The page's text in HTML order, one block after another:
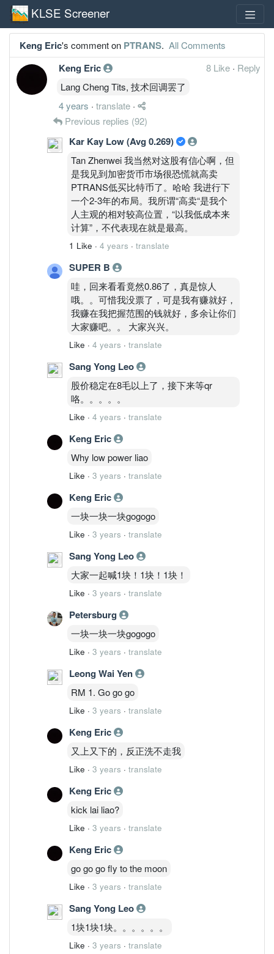
KLSE Screener
Keng Eric's comment on PTRANS. All Comments
Keng Eric 8 Like · Reply
Lang Cheng Tits, 技术回调罢了
4 years · translate ·
Previous replies (92)
Kar Kay Low (Avg 0.269)
Tan Zhenwei 我当然对这股有信心啊，但
是我见到加密货币市场很恐慌就高卖
PTRANS低买比特币了。哈哈 我进行下
一个2-3年的布局。我所谓“高卖“是我个
人主观的相对较高位置，“以我低成本来
计算”，不代表现在就是最高。
1 Like · 4 years · translate
SUPER B
哇，回来看看竟然0.86了，真是惊人
哦。。可惜我没票了，可是我有赚就好，
我赚在我把握范围的钱就好，多余让你们
大家赚吧。。 大家兴兴。
Like · 4 years · translate
Sang Yong Leo
股价稳定在8毛以上了，接下来等qr
咯。。。。。
Like · 4 years · translate
Keng Eric
Why low power liao
Like · 3 years · translate
Keng Eric
一块一块一块gogogo
Like · 3 years · translate
Sang Yong Leo
大家一起喊1块！1块！1块！
Like · 3 years · translate
Petersburg
一块一块一块gogogo
Like · 3 years · translate
Leong Wai Yen
RM 1. Go go go
Like · 3 years · translate
Keng Eric
又上又下的，反正洗不走我
Like · 3 years · translate
Keng Eric
kick lai liao?
Like · 3 years · translate
Keng Eric
go go go fly to the moon
Like · 3 years · translate
Sang Yong Leo
1块1块1块。。。。。。
Like · 3 years · translate